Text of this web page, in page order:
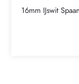
16mm IJswit